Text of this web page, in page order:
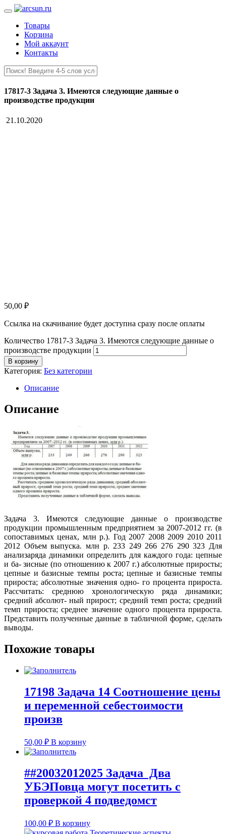
Товары
Корзина
Мой аккаунт
Контакты
17817-3 Задача 3. Имеются следующие данные о
производстве продукции
21.10.2020
50,00 ₽
Ссылка на скачивание будет доступна сразу после оплаты
Количество 17817-3 Задача 3. Имеются следующие данные о
производстве продукции
В корзину
Категория: Без категории
Описание
Описание
Задача 3. Имеются следующие данные о производстве
продукции промышленным предприятием за 2007-2012 гг. (в
сопоставимых ценах, млн р.). Год 2007 2008 2009 2010 2011
2012 Объем выпуска. млн р. 233 249 266 276 290 323 Для
анализаряда динамики определить для каждого года: цепные
и ба- зисные (по отношению к 2007 г.) абсолютные приросты;
цепные и базисные темпы роста; цепные и базисные темпы
прироста; абсолютные значения одно- го процента прироста.
Рассчитать: среднюю хронологическую ряда динамики;
средний абсолют- ный прирост; средний темп роста; средний
темп прироста; среднее значение одного процента прироста.
Представить полученные данные в табличной форме, сделать
выводы.
Похожие товары
17198 Задача 14 Соотношение цены
и переменной себестоимости
произв
50,00 ₽ В корзину
##20032012025 Задача Два
УБЭПовца могут посетить с
проверкой 4 подведомст
100,00 ₽ В корзину